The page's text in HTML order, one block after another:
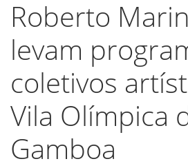
Roberto
levam
coletivos
Vila Olímpica
Gamboa